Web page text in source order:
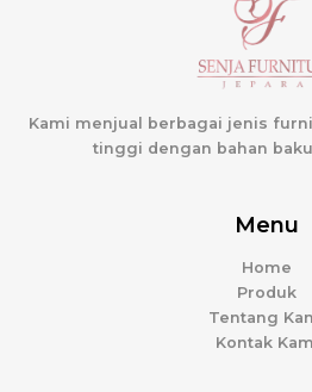
Kami menjual berbagai jenis
tinggi dengan bahan
Menu
Home
Produk
Tentang
Kontak